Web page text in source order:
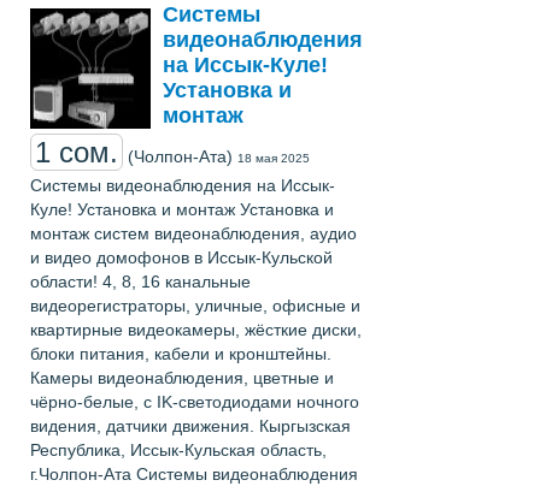
Системы
видеонаблюдения
на Иссык-Куле!
Установка и
монтаж
1 сом. (Чолпон-Ата) 18 мая 2025
Системы видеонаблюдения на Иссык-
Куле! Установка и монтаж Установка и
монтаж систем видеонаблюдения, аудио
и видео домофонов в Иссык-Кульской
области! 4, 8, 16 канальные
видеорегистраторы, уличные, офисные и
квартирные видеокамеры, жёсткие диски,
блоки питания, кабели и кронштейны.
Камеры видеонаблюдения, цветные и
чёрно-белые, с IK-светодиодами ночного
видения, датчики движения. Кыргызская
Республика, Иссык-Кульская область,
г.Чолпон-Ата Системы видеонаблюдения